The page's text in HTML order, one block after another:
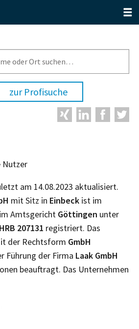
zur Profisuche
Nutzer
am 14.08.2023 aktualisiert.
mit Sitz in Einbeck ist im
Amtsgericht Göttingen unter
HRB 207131 registriert. Das
der Rechtsform GmbH
Führung der Firma Laak GmbH
beauftragt. Das Unternehmen